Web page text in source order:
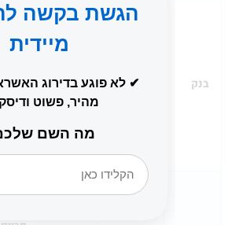
(מסכום
60
חודשים
1% –
4%
(שנתית)
הגשת בקשה
מיידית
✔ לא פוגע בדירוג האשראי ✔
מהיר, פשוט ודיסקרטי
מה השם שלכם?